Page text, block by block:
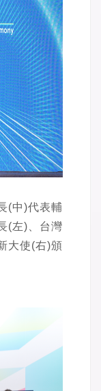
(中)代表輔
(左)、台灣
大使(右)頒